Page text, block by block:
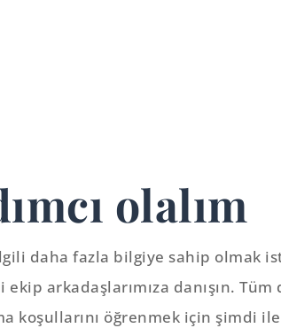
olalım
daha fazla bilgiye sahip olmak
arkadaşlarımıza danışın. Tüm
koşullarını öğrenmek için şimdi